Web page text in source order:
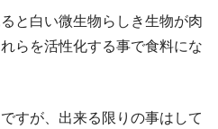
と白い微生物らしき生物が肉
らを活性化する事で食料にな
すが、出来る限りの事はして